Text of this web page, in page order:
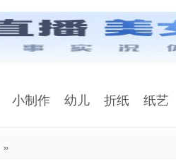
小制作 幼儿 折纸 纸艺
»